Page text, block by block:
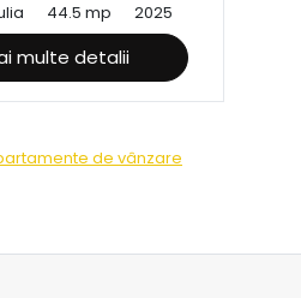
44.5 mp 2025
multe detalii
de vânzare